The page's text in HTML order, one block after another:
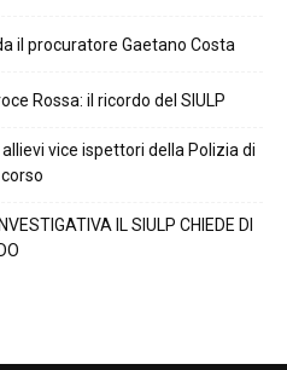
il procuratore Gaetano Costa
Rossa: il ricordo del SIULP
vice ispettori della Polizia di
IL SIULP CHIEDE DI